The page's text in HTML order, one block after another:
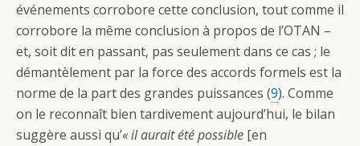
événements corrobore cette conclusion, tout comme il
corrobore la même conclusion à propos de l’OTAN –
et, soit dit en passant, pas seulement dans ce cas ; le
démantèlement par la force des accords formels est la
norme de la part des grandes puissances (9). Comme
on le reconnaît bien tardivement aujourd’hui, le bilan
suggère aussi qu’« il aurait été possible [en